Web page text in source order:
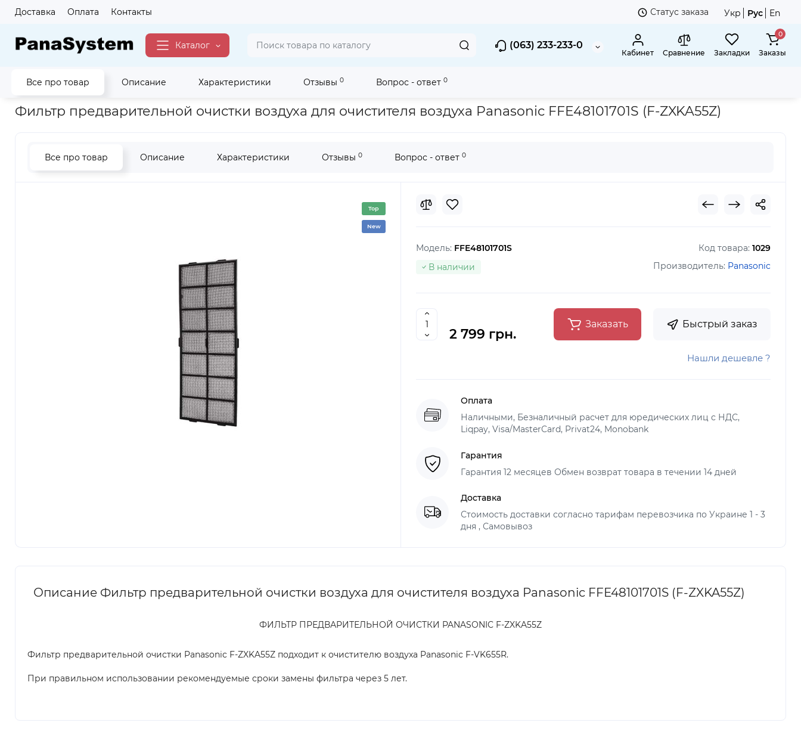
Доставка Оплата Контакты Статус заказа Укр Рус En
Каталог (063) 233-233-0
Кабинет Сравнение Закладки
0
Заказы
Все про товар Описание Характеристики Отзывы 0 Вопрос - ответ 0
Главная Для Дома Аксессуары Для Дома для Очистителей Фильтр предварительной очистки воздуха для очистителя воздуха Panasonic FFE48101701S (F-ZXKA55Z)
Фильтр предварительной очистки воздуха для очистителя воздуха Panasonic FFE48101701S (F-ZXKA55Z)
Все про товар Описание Характеристики Отзывы 0 Вопрос - ответ 0
Top
New
Модель: FFE48101701S Код товара: 1029
Производитель: Panasonic
В наличии
2 799 грн.
Заказать Быстрый заказ
Нашли дешевле ?
Оплата
Наличными, Безналичный расчет для юредических лиц с НДС,
Liqpay, Visa/MasterCard, Privat24, Monobank
Гарантия
Гарантия 12 месяцев Обмен возврат товара в течении 14 дней
Доставка
Стоимость доставки согласно тарифам перевозчика по Украине 1 - 3
дня , Самовывоз
Описание Фильтр предварительной очистки воздуха для очистителя воздуха Panasonic FFE48101701S (F-ZXKA55Z)
ФИЛЬТР ПРЕДВАРИТЕЛЬНОЙ ОЧИСТКИ PANASONIC F-ZXKA55Z
Фильтр предварительной очистки Panasonic F-ZXKA55Z подходит к очистителю воздуха Panasonic F-VK655R.
При правильном использовании рекомендуемые сроки замены фильтра через 5 лет.